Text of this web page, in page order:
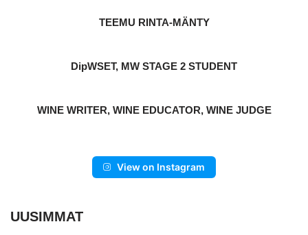
TEEMU RINTA-MÄNTY
DipWSET, MW STAGE 2 STUDENT
WINE WRITER, WINE EDUCATOR, WINE JUDGE
View on Instagram
UUSIMMAT